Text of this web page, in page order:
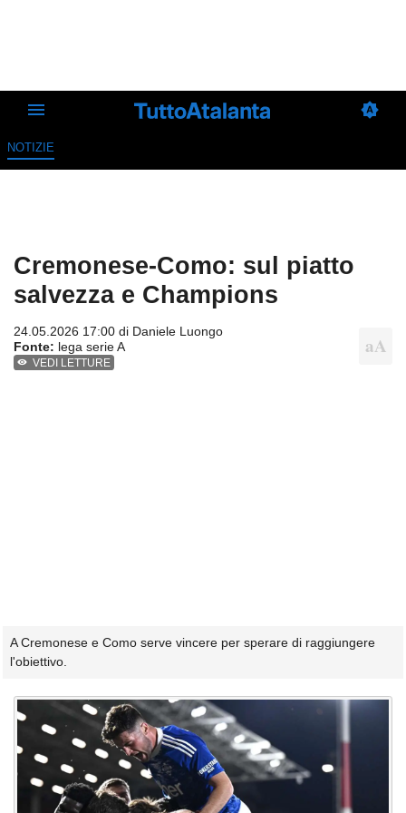
NOTIZIE
Cremonese-Como: sul piatto
salvezza e Champions
24.05.2026 17:00 di Daniele Luongo
Fonte: lega serie A
VEDI LETTURE
A Cremonese e Como serve vincere per sperare di raggiungere
l'obiettivo.